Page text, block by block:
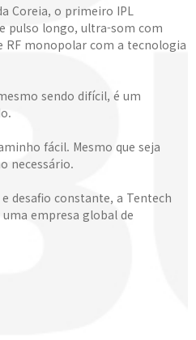
Coreia, o primeiro IPL
pulso longo, ultra-som com
RF monopolar com a tecnologia
sendo difícil, é um
fácil. Mesmo que seja
necessário.
desafio constante, a Tentech
empresa global de